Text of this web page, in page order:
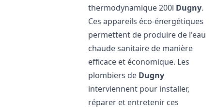
thermodynamique 200l Dugny.
Ces appareils éco-énergétiques
permettent de produire de l'eau
chaude sanitaire de manière
efficace et économique. Les
plombiers de Dugny
interviennent pour installer,
réparer et entretenir ces